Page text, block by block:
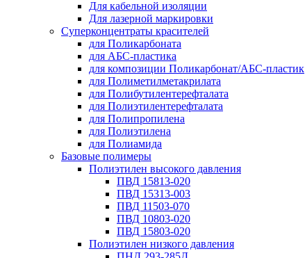
Для кабельной изоляции
Для лазерной маркировки
Суперконцентраты красителей
для Поликарбоната
для АБС-пластика
для композиции Поликарбонат/АБС-пластик
для Полиметилметакрилата
для Полибутилентерефталата
для Полиэтилентерефталата
для Полипропилена
для Полиэтилена
для Полиамида
Базовые полимеры
Полиэтилен высокого давления
ПВД 15813-020
ПВД 15313-003
ПВД 11503-070
ПВД 10803-020
ПВД 15803-020
Полиэтилен низкого давления